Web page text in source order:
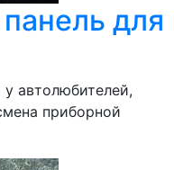
для
автолюбителей,
приборной